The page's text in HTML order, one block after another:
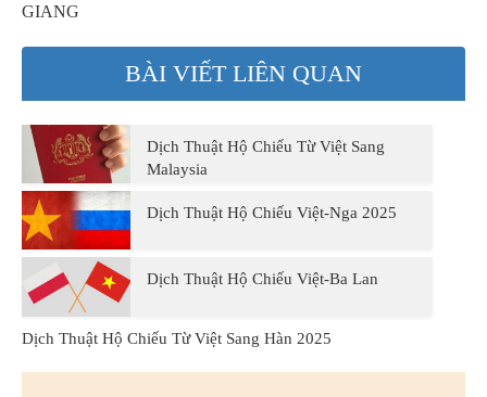
GIANG
BÀI VIẾT LIÊN QUAN
Dịch Thuật Hộ Chiếu Từ Việt Sang
Malaysia
Dịch Thuật Hộ Chiếu Việt-Nga 2025
Dịch Thuật Hộ Chiếu Việt-Ba Lan
Dịch Thuật Hộ Chiếu Từ Việt Sang Hàn 2025